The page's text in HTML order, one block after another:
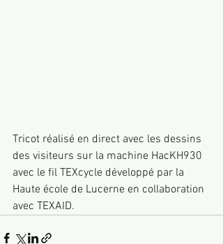
Tricot réalisé en direct avec les dessins
des visiteurs sur la machine HacKH930
avec le fil TEXcycle développé par la
Haute école de Lucerne en collaboration
avec TEXAID.